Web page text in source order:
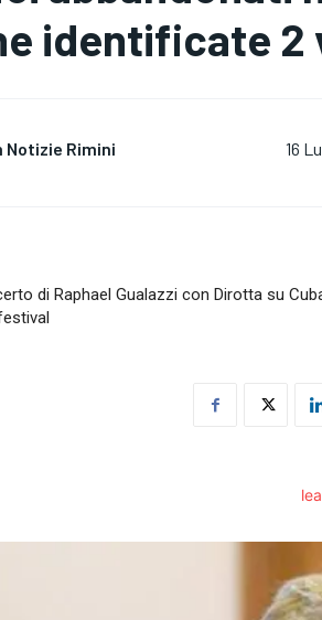
identificate
Notizie Rimini 16
di Raphael Gualazzi con Dirotta su